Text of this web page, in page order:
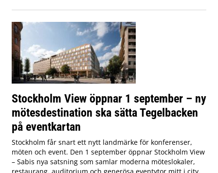
Stockholm View öppnar 1 september – ny
mötesdestination ska sätta Tegelbacken
på eventkartan
Stockholm får snart ett nytt landmärke för konferenser,
möten och event. Den 1 september öppnar Stockholm View
– Sabis nya satsning som samlar moderna möteslokaler,